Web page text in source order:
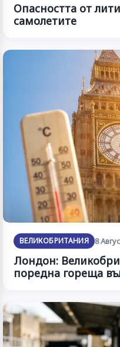
Опасността от
самолетите
ВЕЛИКОБРИТАНИЯ 8
Лондон:
поредна гореща